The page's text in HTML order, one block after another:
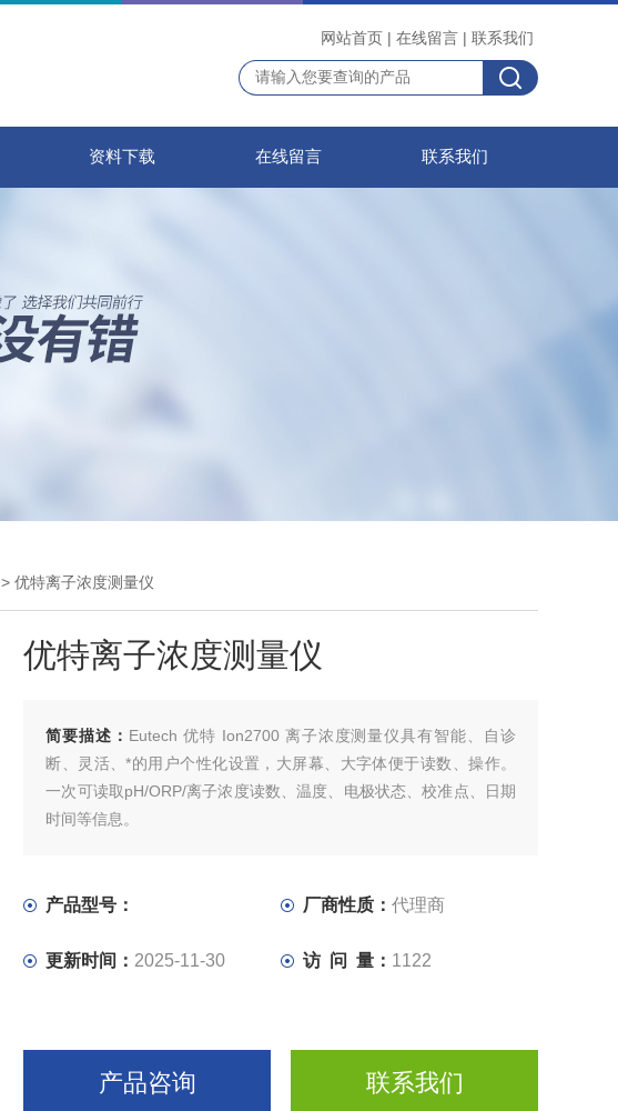
网站首页 | 在线留言 | 联系我们
资料下载 在线留言 联系我们
> 优特离子浓度测量仪
优特离子浓度测量仪
简要描述： Eutech 优特 Ion2700 离子浓度测量仪具有智能、自诊
断、灵活、*的用户个性化设置，大屏幕、大字体便于读数、操作。
一次可读取pH/ORP/离子浓度读数、温度、电极状态、校准点、日期
时间等信息。
产品型号： 厂商性质：代理商
更新时间： 2025-11-30 访 问 量： 1122
产品咨询 联系我们